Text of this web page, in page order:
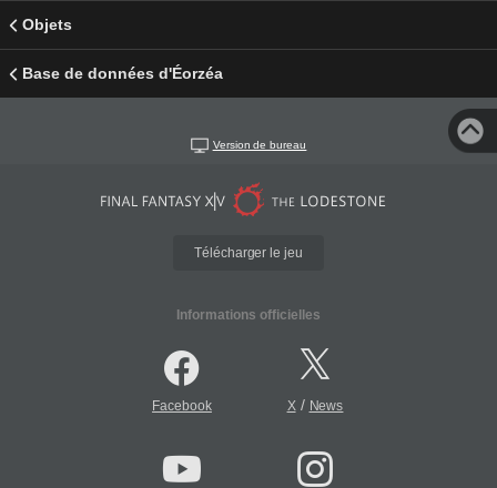
Objets
Base de données d'Éorzéa
Version de bureau
Télécharger le jeu
Informations officielles
Facebook X/ News